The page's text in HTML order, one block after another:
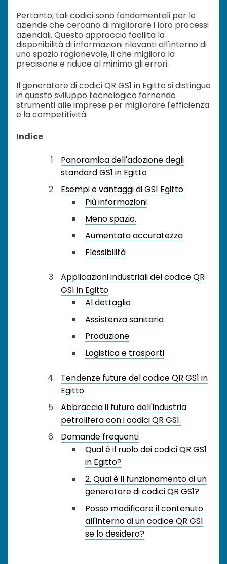
Pertanto, tali codici sono fondamentali per le
aziende che cercano di migliorare i loro processi
aziendali. Questo approccio facilita la
disponibilità di informazioni rilevanti all'interno di
uno spazio ragionevole, il che migliora la
precisione e riduce al minimo gli errori.
Il generatore di codici QR GS1 in Egitto si distingue
in questo sviluppo tecnologico fornendo
strumenti alle imprese per migliorare l'efficienza
e la competitività.
Indice
Panoramica dell'adozione degli
standard GS1 in Egitto
Esempi e vantaggi di GS1 Egitto
Più informazioni
Meno spazio.
Aumentata accuratezza
Flessibilità
Applicazioni industriali del codice QR
GS1 in Egitto
Al dettaglio
Assistenza sanitaria
Produzione
Logistica e trasporti
Tendenze future del codice QR GS1 in
Egitto
Abbraccia il futuro dell'industria
petrolifera con i codici QR GS1.
Domande frequenti
Qual è il ruolo dei codici QR GS1
in Egitto?
2. Qual è il funzionamento di un
generatore di codici QR GS1?
Posso modificare il contenuto
all'interno di un codice QR GS1
se lo desidero?